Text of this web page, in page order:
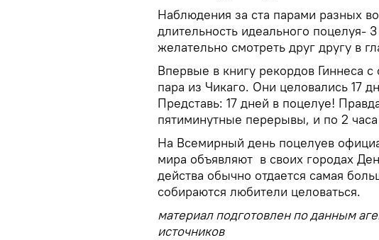
Наблюдения за ста парами разных
длительность идеального поцелуя-
желательно смотреть друг другу в
Впервые в книгу рекордов Гиннеса
пара из Чикаго. Они целовались 17
Представь: 17 дней в поцелуе!
пятиминутные перерывы, и по 2
На Всемирный день поцелуев
мира объявляют в своих городах
действа обычно отдается самая
собираются любители целоваться.
материал подготовлен по данным
источников